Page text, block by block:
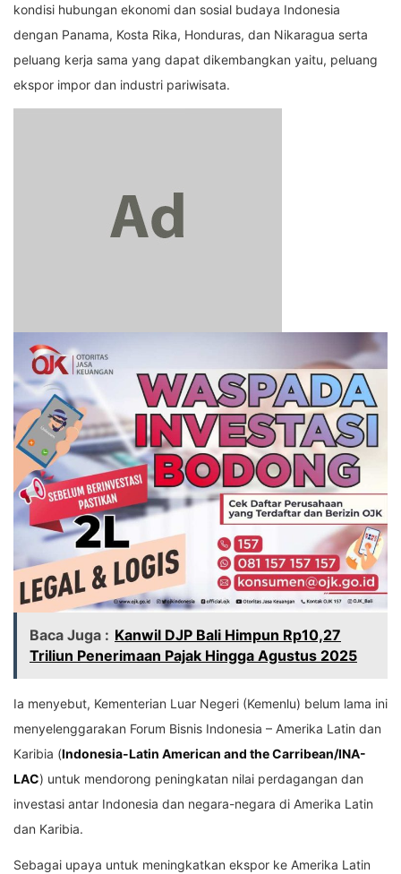
kondisi hubungan ekonomi dan sosial budaya Indonesia
dengan Panama, Kosta Rika, Honduras, dan Nikaragua serta
peluang kerja sama yang dapat dikembangkan yaitu, peluang
ekspor impor dan industri pariwisata.
Baca Juga : Kanwil DJP Bali Himpun Rp10,27
Triliun Penerimaan Pajak Hingga Agustus 2025
Ia menyebut, Kementerian Luar Negeri (Kemenlu) belum lama ini
menyelenggarakan Forum Bisnis Indonesia – Amerika Latin dan
Karibia (Indonesia-Latin American and the Carribean/INA-
LAC) untuk mendorong peningkatan nilai perdagangan dan
investasi antar Indonesia dan negara-negara di Amerika Latin
dan Karibia.
Sebagai upaya untuk meningkatkan ekspor ke Amerika Latin